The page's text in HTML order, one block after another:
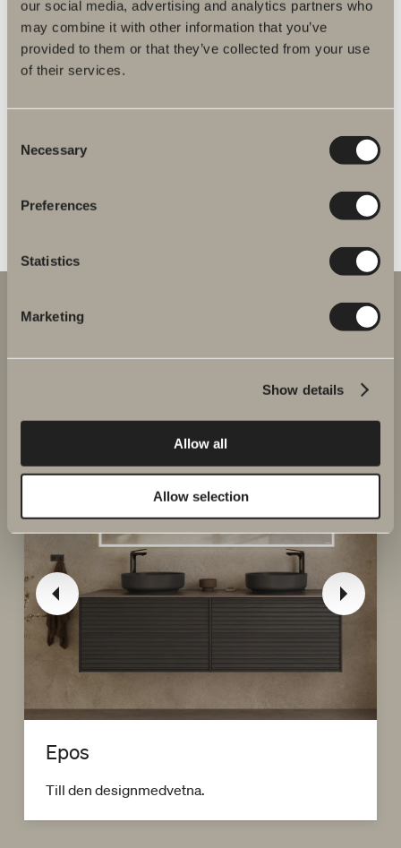
our social media, advertising and analytics partners who
may combine it with other information that you’ve
provided to them or that they’ve collected from your use
of their services.
Selection
Necessary
Preferences
Statistics
Marketing
Show details
Allow all
Allow selection
En hyllning till det taktila och tidlöst skandinaviska hemmet.
Bredd: 120 cm. Djup: 45 cm. Vänsterutförande med öppen hylla till
höger.
Från 33 070 kr
Epos
Till den designmedvetna.